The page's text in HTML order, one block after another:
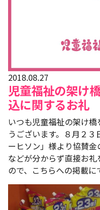
2018.08.27
児童福祉の架け
込に関するお礼
いつも児童福祉の架け
うございます。８月２
ーヒソン」様より協賛
などが分からず直接お
ので、こちらへの掲載